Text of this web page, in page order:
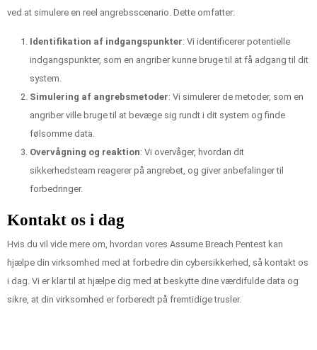
ved at simulere en reel angrebsscenario. Dette omfatter:
Identifikation af indgangspunkter: Vi identificerer potentielle
indgangspunkter, som en angriber kunne bruge til at få adgang til dit
system.
Simulering af angrebsmetoder: Vi simulerer de metoder, som en
angriber ville bruge til at bevæge sig rundt i dit system og finde
følsomme data.
Overvågning og reaktion: Vi overvåger, hvordan dit
sikkerhedsteam reagerer på angrebet, og giver anbefalinger til
forbedringer.
Kontakt os i dag
Hvis du vil vide mere om, hvordan vores Assume Breach Pentest kan
hjælpe din virksomhed med at forbedre din cybersikkerhed, så kontakt os
i dag. Vi er klar til at hjælpe dig med at beskytte dine værdifulde data og
sikre, at din virksomhed er forberedt på fremtidige trusler.